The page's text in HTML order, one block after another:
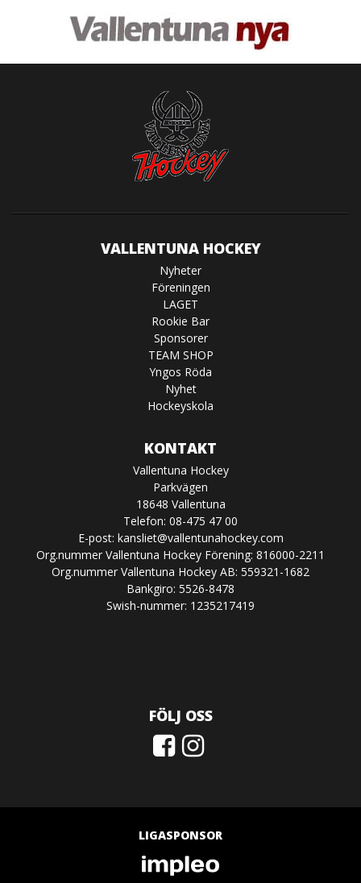
VALLENTUNA HOCKEY
Nyheter
Föreningen
LAGET
Rookie Bar
Sponsorer
TEAM SHOP
Yngos Röda
Nyhet
Hockeyskola
KONTAKT
Vallentuna Hockey
Parkvägen
18648 Vallentuna
Telefon: 08-475 47 00
E-post: kansliet@vallentunahockey.com
Org.nummer Vallentuna Hockey Förening: 816000-2211
Org.nummer Vallentuna Hockey AB: 559321-1682
Bankgiro: 5526-8478
Swish-nummer: 1235217419
FÖLJ OSS
LIGASPONSOR